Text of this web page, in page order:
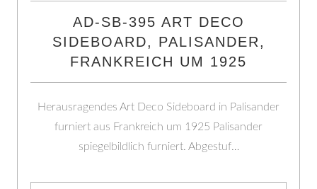
AD-SB-395 ART DECO
SIDEBOARD, PALISANDER,
FRANKREICH UM 1925
Herausragendes Art Deco Sideboard in Palisander
furniert aus Frankreich um 1925 Palisander
spiegelbildlich furniert. Abgestuf…